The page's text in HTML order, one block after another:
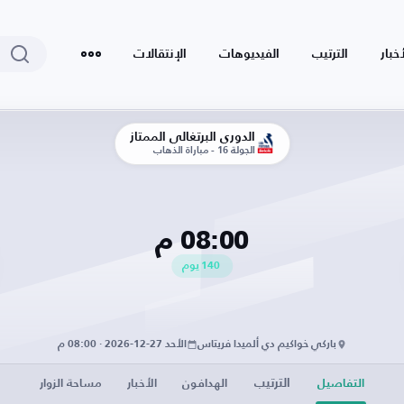
الترتيب الفيديوهات الإنتقالات
الدوري البرتغالي الممتاز
الجولة 16 - مباراة الذهاب
08:00 م
140 يوم
باركي خواكيم دي ألميدا فريتاس الأحد 27-12-2026 · 08:00 م
التفاصيل الترتيب الهدافون الأخبار مساحة الزوار